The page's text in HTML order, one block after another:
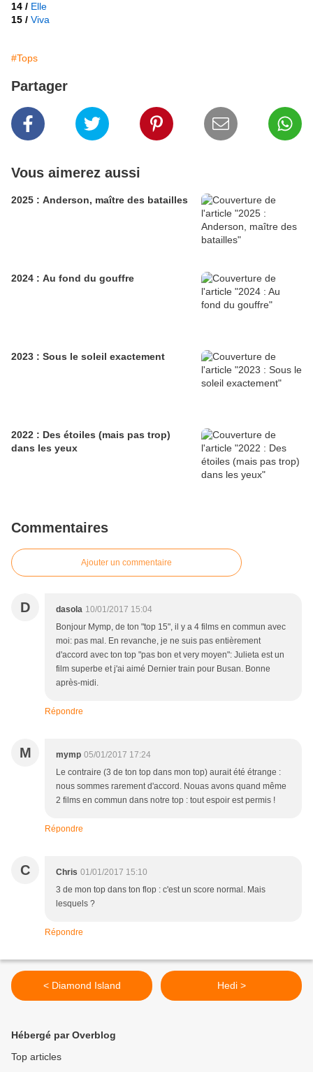
14 / Elle
15 / Viva
#Tops
Partager
Vous aimerez aussi
2025 : Anderson, maître des batailles
2024 : Au fond du gouffre
2023 : Sous le soleil exactement
2022 : Des étoiles (mais pas trop)
dans les yeux
Commentaires
Ajouter un commentaire
D dasola 10/01/2017 15:04
Bonjour Mymp, de ton "top 15", il y a 4 films en commun avec
moi: pas mal. En revanche, je ne suis pas entièrement
d'accord avec ton top "pas bon et very moyen": Julieta est un
film superbe et j'ai aimé Dernier train pour Busan. Bonne
après-midi.
Répondre
M mymp 05/01/2017 17:24
Le contraire (3 de ton top dans mon top) aurait été étrange :
nous sommes rarement d'accord. Nouas avons quand même
2 films en commun dans notre top : tout espoir est permis !
Répondre
C Chris 01/01/2017 15:10
3 de mon top dans ton flop : c'est un score normal. Mais
lesquels ?
Répondre
< Diamond Island Hedi >
Hébergé par Overblog
Top articles